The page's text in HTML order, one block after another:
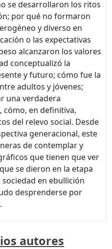
se desarrollaron los ritos
por qué no formaron
y diverso en
o las expectativas
alcanzaron los valores
conceptualizó la
y futuro; cómo fue la
adultos y jóvenes;
una verdadera
cómo, en definitiva,
del relevo social. Desde
generacional, este
de contemplar y
que tienen que ver
se dieron en la etapa
en ebullición
desprenderse por
autores